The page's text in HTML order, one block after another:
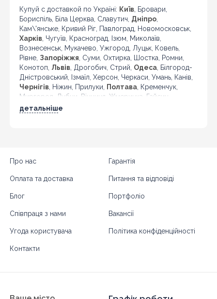
Купуй с доставкой по Україні: Київ , Бровари,
Бориспіль, Біла Церква, Славутич, Дніпро
Кам\'янське, Кривий Ріг, Павлоград, Новомосковськ,
Харків , Чугуїв, Красноград, Ізюм, Миколаїв,
Вознесенськ, Мукачево, Ужгород, Луцьк, Ковель,
Рівне, Запоріжжя , Суми, Охтирка, Шостка, Ромни,
Конотоп, Львів , Дрогобич, Стрий, Одеса , Білгород-
Дністровський, Ізмаїл, Херсон, Черкаси, Умань, Канів,
Чернігів , Ніжин, Прилуки, Полтава , Кременчук,
Миргород, Лубни, Вінниця, Жмеринка, Гайсин,
Бердичів, Житомир, Новоград-Волинський,
Коростень,
детальніше
Про нас Гарантія
Оплата та доставка Питання та відповіді
Блог Портфоліо
Співпраця з нами Вакансії
Угода користувача Політика конфіденційності
Контакти